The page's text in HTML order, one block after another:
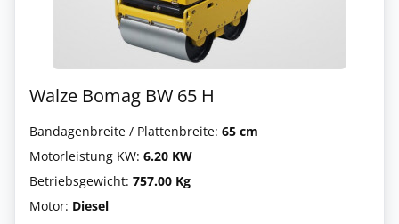
Walze Bomag BW 65 H
Bandagenbreite / Plattenbreite: 65 cm
Motorleistung KW: 6.20 KW
Betriebsgewicht: 757.00 Kg
Motor: Diesel